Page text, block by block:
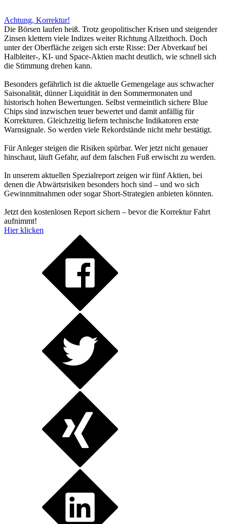
Achtung, Korrektur!
Die Börsen laufen heiß. Trotz geopolitischer Krisen und steigender
Zinsen klettern viele Indizes weiter Richtung Allzeithoch. Doch
unter der Oberfläche zeigen sich erste Risse: Der Abverkauf bei
Halbleiter-, KI- und Space-Aktien macht deutlich, wie schnell sich
die Stimmung drehen kann.
Besonders gefährlich ist die aktuelle Gemengelage aus schwacher
Saisonalität, dünner Liquidität in den Sommermonaten und
historisch hohen Bewertungen. Selbst vermeintlich sichere Blue
Chips sind inzwischen teuer bewertet und damit anfällig für
Korrekturen. Gleichzeitig liefern technische Indikatoren erste
Warnsignale. So werden viele Rekordstände nicht mehr bestätigt.
Für Anleger steigen die Risiken spürbar. Wer jetzt nicht genauer
hinschaut, läuft Gefahr, auf dem falschen Fuß erwischt zu werden.
In unserem aktuellen Spezialreport zeigen wir fünf Aktien, bei
denen die Abwärtsrisiken besonders hoch sind – und wo sich
Gewinnmitnahmen oder sogar Short-Strategien anbieten könnten.
Jetzt den kostenlosen Report sichern – bevor die Korrektur Fahrt
aufnimmt!
Hier klicken